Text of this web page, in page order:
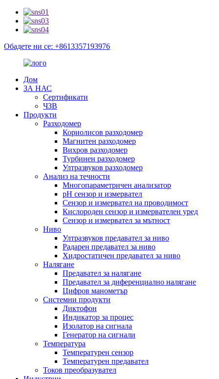
Обадете ни се: +8613357193976
Дом
ЗА НАС
Сертификати
ЧЗВ
Продукти
Разходомер
Кориолисов разходомер
Магнитен разходомер
Вихров разходомер
Турбинен разходомер
Ултразвуков разходомер
Анализ на течности
Многопараметричен анализатор
pH сензор и измервател
Сензор и измервател на проводимост
Кислороден сензор и измервателен уред
Сензор и измервател за мътност
Ниво
Ултразвуков предавател за ниво
Радарен предавател за ниво
Хидростатичен предавател за ниво
Налягане
Предавател за налягане
Предавател за диференциално налягане
Цифров манометър
Системни продукти
Диктофон
Индикатор за процес
Изолатор на сигнала
Генератор на сигнали
Температура
Температурен сензор
Температурен предавател
Токов преобразувател